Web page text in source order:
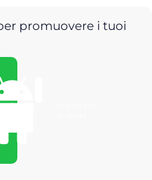
promuovere i tuoi
per